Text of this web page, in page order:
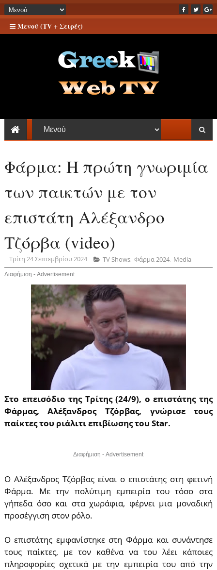
Μενού (TV + Σειρές)
Φάρμα: Η πρώτη γνωριμία
των παικτών με τον
επιστάτη Αλέξανδρο
Τζόρβα (video)
Τρίτη 24 Σεπτεμβρίου 2024 ΤV Shows, Φάρμα 2024, Media
Διαφήμιση - Advertisement
Στο επεισόδιο της Τρίτης (24/9), ο επιστάτης της
Φάρμας, Αλέξανδρος Τζόρβας, γνώρισε τους
παίκτες του ριάλιτι επιβίωσης του Star.
Διαφήμιση - Advertisement
Ο Αλέξανδρος Τζόρβας είναι ο επιστάτης στη φετινή
Φάρμα. Με την πολύτιμη εμπειρία του τόσο στα
γήπεδα όσο και στα χωράφια, φέρνει μια μοναδική
προσέγγιση στον ρόλο.
Ο επιστάτης εμφανίστηκε στη Φάρμα και συνάντησε
τους παίκτες, με τον καθένα να του λέει κάποιες
πληροφορίες σχετικά με την εμπειρία του από την